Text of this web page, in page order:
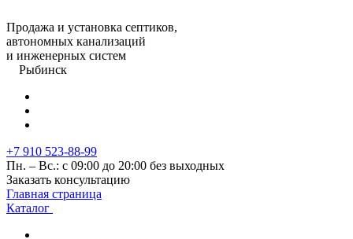
Продажа и установка септиков,
автономных канализаций
и инженерных систем
Рыбинск
+7 910 523-88-99
Пн. – Вс.: с 09:00 до 20:00 без выходных
Заказать консультацию
Главная страница
Каталог